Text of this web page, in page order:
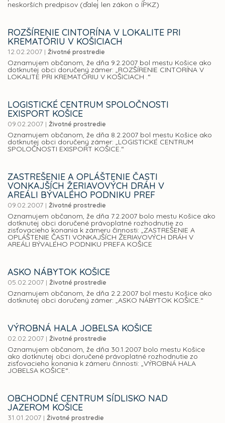
neskorších predpisov (ďalej len zákon o IPKZ)
ROZŠÍRENIE CINTORÍNA V LOKALITE PRI
KREMATÓRIU V KOŠICIACH
12.02.2007 | Životné prostredie
Oznamujem občanom, že dňa 9.2.2007 bol mestu Košice ako
dotknutej obci doručený zámer: „ROZŠÍRENIE CINTORÍNA V
LOKALITE PRI KREMATÓRIU V KOŠICIACH .“
LOGISTICKÉ CENTRUM SPOLOČNOSTI
EXISPORT KOŠICE
09.02.2007 | Životné prostredie
Oznamujem občanom, že dňa 8.2.2007 bol mestu Košice ako
dotknutej obci doručený zámer: „LOGISTICKÉ CENTRUM
SPOLOČNOSTI EXISPORT KOŠICE.“
ZASTREŠENIE A OPLÁŠTENIE ČASTI
VONKAJŠÍCH ŽERIAVOVÝCH DRÁH V
AREÁLI BÝVALÉHO PODNIKU PREF
09.02.2007 | Životné prostredie
Oznamujem občanom, že dňa 7.2.2007 bolo mestu Košice ako
dotknutej obci doručené právoplatné rozhodnutie zo
zisťovacieho konania k zámeru činnosti: „ZASTREŠENIE A
OPLÁŠTENIE ČASTI VONKAJŠÍCH ŽERIAVOVÝCH DRÁH V
AREÁLI BÝVALÉHO PODNIKU PREFA KOŠICE
ASKO NÁBYTOK KOŠICE
05.02.2007 | Životné prostredie
Oznamujem občanom, že dňa 2.2.2007 bol mestu Košice ako
dotknutej obci doručený zámer: „ASKO NÁBYTOK KOŠICE.“
VÝROBNÁ HALA JOBELSA KOŠICE
02.02.2007 | Životné prostredie
Oznamujem občanom, že dňa 30.1.2007 bolo mestu Košice
ako dotknutej obci doručené právoplatné rozhodnutie zo
zisťovacieho konania k zámeru činnosti: „VÝROBNÁ HALA
JOBELSA KOŠICE“.
OBCHODNÉ CENTRUM SÍDLISKO NAD
JAZEROM KOŠICE
31.01.2007 | Životné prostredie